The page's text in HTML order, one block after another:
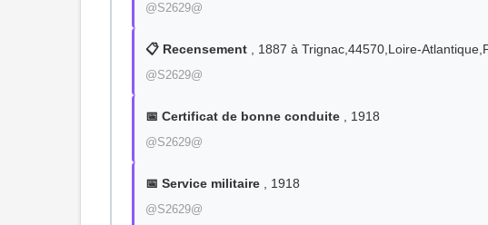
@S2629@
📋 Recensement , 1887 à Trignac,44570,Loire-
@S2629@
📅 Certificat de bonne conduite , 1918
@S2629@
📅 Service militaire , 1918
@S2629@